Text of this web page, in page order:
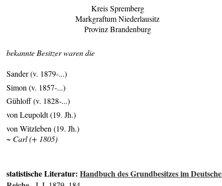
Kreis Spremberg
Markgraftum Niederlausitz
Provinz Brandenburg
bekannte Besitzer waren die
Sander (v. 1879-...)
Simon (v. 1857-...)
Gühloff (v. 1828-...)
von Leupoldt (19. Jh.)
von Witzleben (19. Jh.)
~ Carl (+ 1805)
statistische Literatur:Handbuch des Grundbesitzes im